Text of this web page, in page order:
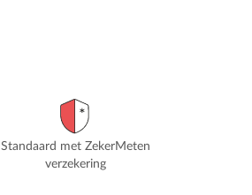
Standaard met ZekerMeten
verzekering